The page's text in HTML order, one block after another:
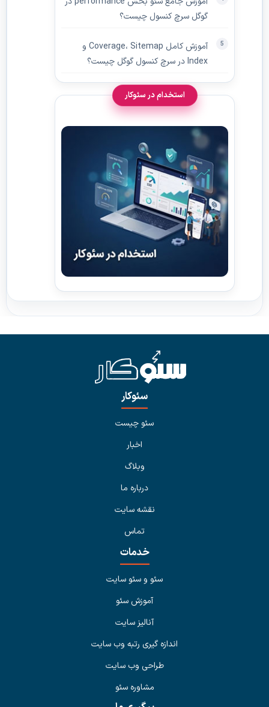
گوگل سرچ کنسول چیست؟
آموزش کامل Coverage، Sitemap و
Index در سرچ کنسول گوگل چیست؟
استخدام در سئوکار
سئوکار
سئو چیست
اخبار
وبلاگ
درباره ما
نقشه سایت
تماس
خدمات
سئو و سئو سایت
آموزش سئو
آنالیز سایت
اندازه گیری رتبه وب سایت
طراحی وب سایت
مشاوره سئو